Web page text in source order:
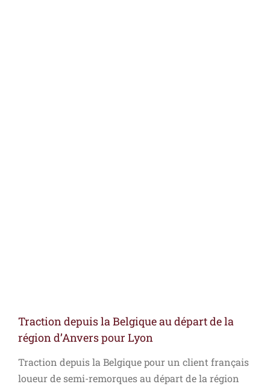
Traction depuis la Belgique au départ de la
région d’Anvers pour Lyon
Traction depuis la Belgique pour un client français
loueur de semi-remorques au départ de la région